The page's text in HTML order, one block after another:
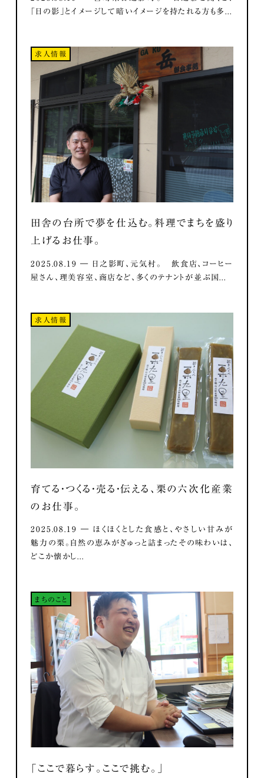
「日の影」とイメージして暗いイメージを持たれる方も多...
求人情報
田舎の台所で夢を仕込む。料理でまちを盛り
上げるお仕事。
2025.08.19 ― 日之影町、元気村。 飲食店、コーヒー
屋さん、理美容室、商店など、多くのテナントが並ぶ国...
求人情報
育てる・つくる・売る・伝える、栗の六次化産業
のお仕事。
2025.08.19 ― ほくほくとした食感と、やさしい甘みが
魅力の栗。自然の恵みがぎゅっと詰まったその味わいは、
どこか懐かし...
まちのこと
「ここで暮らす。ここで挑む。」